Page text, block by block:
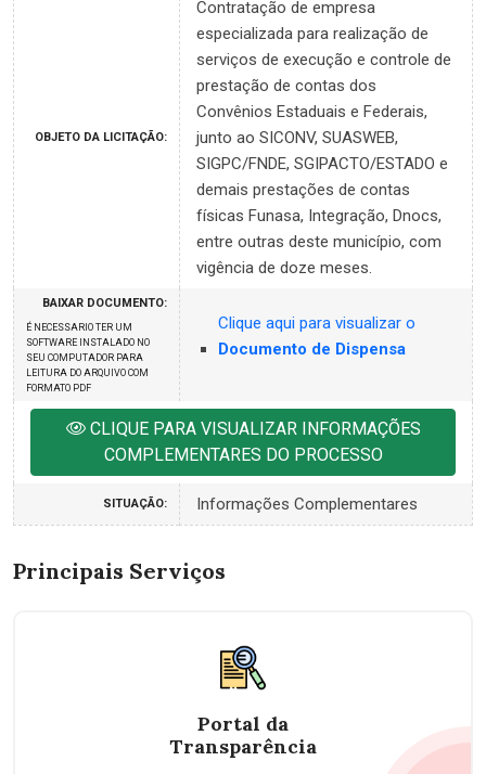
OBJETO DA LICITAÇÃO:
Contratação de empresa
especializada para realização de
serviços de execução e controle de
prestação de contas dos
Convênios Estaduais e Federais,
junto ao SICONV, SUASWEB,
SIGPC/FNDE, SGIPACTO/ESTADO e
demais prestações de contas
físicas Funasa, Integração, Dnocs,
entre outras deste município, com
vigência de doze meses.
BAIXAR DOCUMENTO:
É NECESSARIO TER UM
SOFTWARE INSTALADO NO
SEU COMPUTADOR PARA
LEITURA DO ARQUIVO COM
FORMATO PDF
Clique aqui para visualizar o
Documento de Dispensa
CLIQUE PARA VISUALIZAR INFORMAÇÕES
COMPLEMENTARES DO PROCESSO
SITUAÇÃO: Informações Complementares
Principais Serviços
Portal da
Transparência